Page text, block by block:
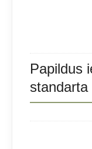
Papildus
standarta
daudzums